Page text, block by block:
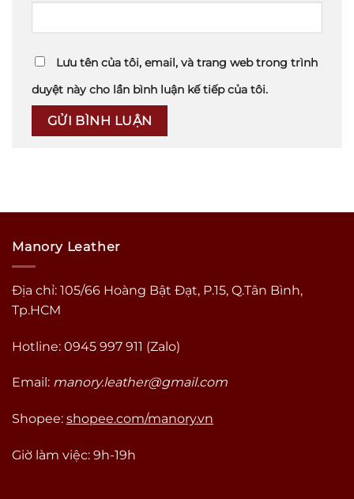
Lưu tên của tôi, email, và trang web trong trình
duyệt này cho lần bình luận kế tiếp của tôi.
Manory Leather
Địa chỉ: 105/66 Hoàng Bật Đạt, P.15, Q.Tân Bình,
Tp.HCM
Hotline: 0945 997 911 (Zalo)
Email: manory.leather@gmail.com
Shopee: shopee.com/manory.vn
Giờ làm việc: 9h-19h